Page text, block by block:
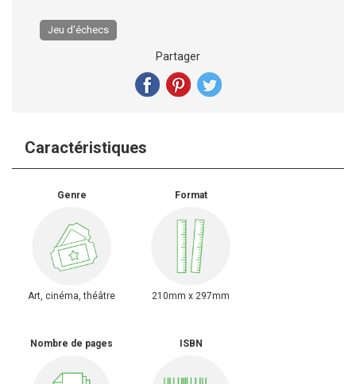
Jeu d'échecs
Partager
Caractéristiques
Genre
Art, cinéma, théâtre
Format
210mm x 297mm
Nombre de pages ISBN